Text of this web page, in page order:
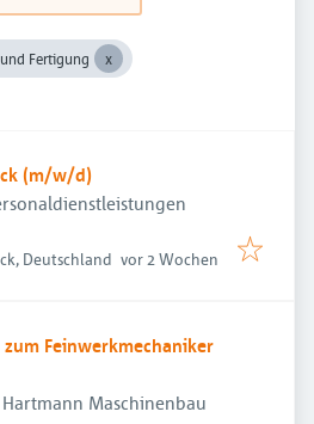
Fertigung
(m/w/d)
Deutschland Veröffentlicht
vor 2 Wochen
Feinwerkmechaniker
Maschinenbau